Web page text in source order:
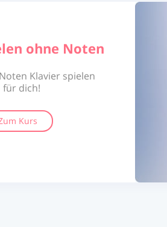
ohne Noten
Klavier spielen
für dich!
Kurs